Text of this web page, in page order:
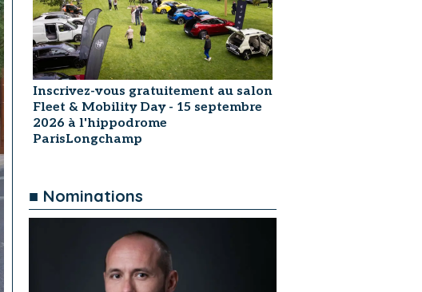
Inscrivez-vous gratuitement au salon
Fleet & Mobility Day - 15 septembre
2026 à l'hippodrome
ParisLongchamp
■ Nominations